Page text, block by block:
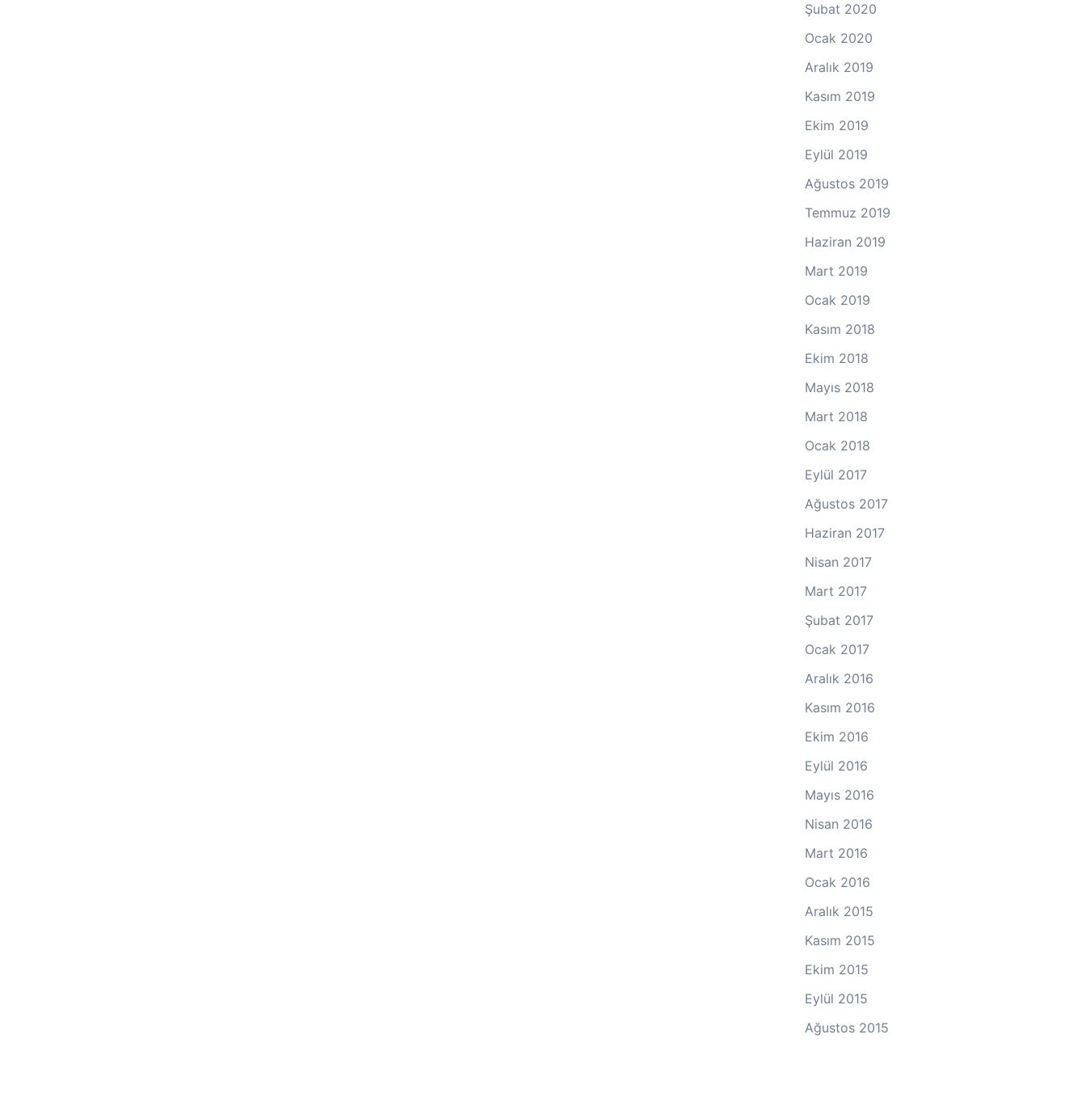
Şubat 2020
Ocak 2020
Aralık 2019
Kasım 2019
Ekim 2019
Eylül 2019
Ağustos 2019
Temmuz 2019
Haziran 2019
Mart 2019
Ocak 2019
Kasım 2018
Ekim 2018
Mayıs 2018
Mart 2018
Ocak 2018
Eylül 2017
Ağustos 2017
Haziran 2017
Nisan 2017
Mart 2017
Şubat 2017
Ocak 2017
Aralık 2016
Kasım 2016
Ekim 2016
Eylül 2016
Mayıs 2016
Nisan 2016
Mart 2016
Ocak 2016
Aralık 2015
Kasım 2015
Ekim 2015
Eylül 2015
Ağustos 2015